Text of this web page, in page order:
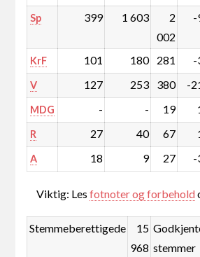
Sp 399 1 603
2
002
-
KrF 101 180 281 -
V 127 253 380 -
MDG - - 19
R 27 40 67
A 18 9 27 -
Viktig: Lesfotnoter og forbehold
Stemmeberettigede
15
968 stemmer